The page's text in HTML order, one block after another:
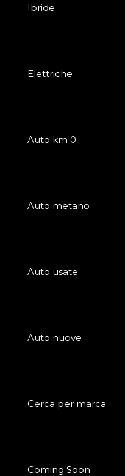
Ibride
Elettriche
Auto km 0
Auto metano
Auto usate
Auto nuove
Cerca per marca
Coming Soon